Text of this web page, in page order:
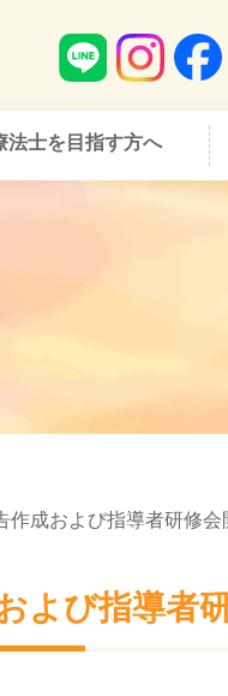
法士を目指す方へ
作成および指導者研修
よび指導者